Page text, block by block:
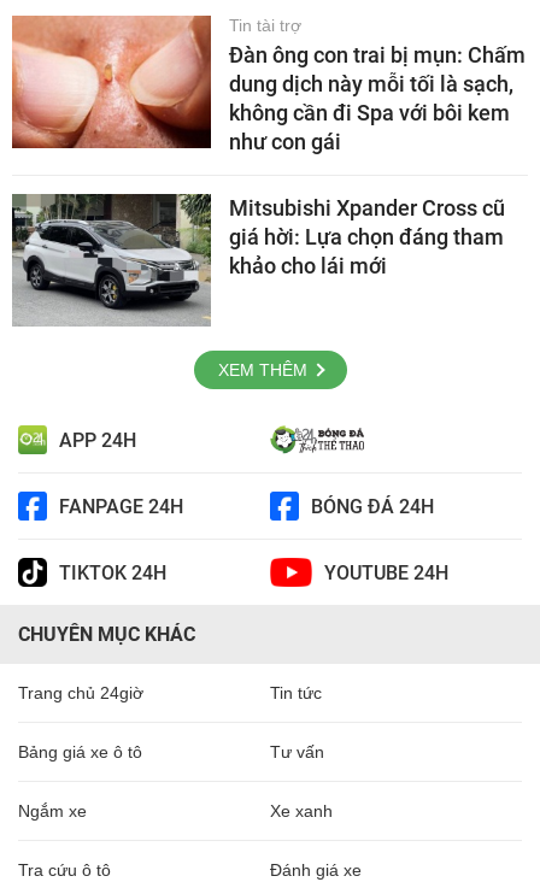
Tin tài trợ
Đàn ông con trai bị mụn: Chấm
dung dịch này mỗi tối là sạch,
không cần đi Spa với bôi kem
như con gái
Mitsubishi Xpander Cross cũ
giá hời: Lựa chọn đáng tham
khảo cho lái mới
XEM THÊM
APP 24H
FANPAGE 24H BÓNG ĐÁ 24H
TIKTOK 24H YOUTUBE 24H
CHUYÊN MỤC KHÁC
Trang chủ 24giờ Tin tức
Bảng giá xe ô tô Tư vấn
Ngắm xe Xe xanh
Tra cứu ô tô Đánh giá xe